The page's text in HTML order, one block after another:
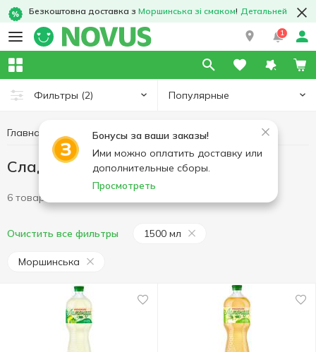
Безкоштовна доставка з Моршинська зі смаком! Детальней
1
Фильтры (2) Популярные
Бонусы за ваши заказы!
Ими можно оплатить доставку или
дополнительные сборы.
Просмотреть
Главная Напитки Сладкая вода
Сладкая вода
6 товаров
Очистить все фильтры 1500 мл
Моршинська